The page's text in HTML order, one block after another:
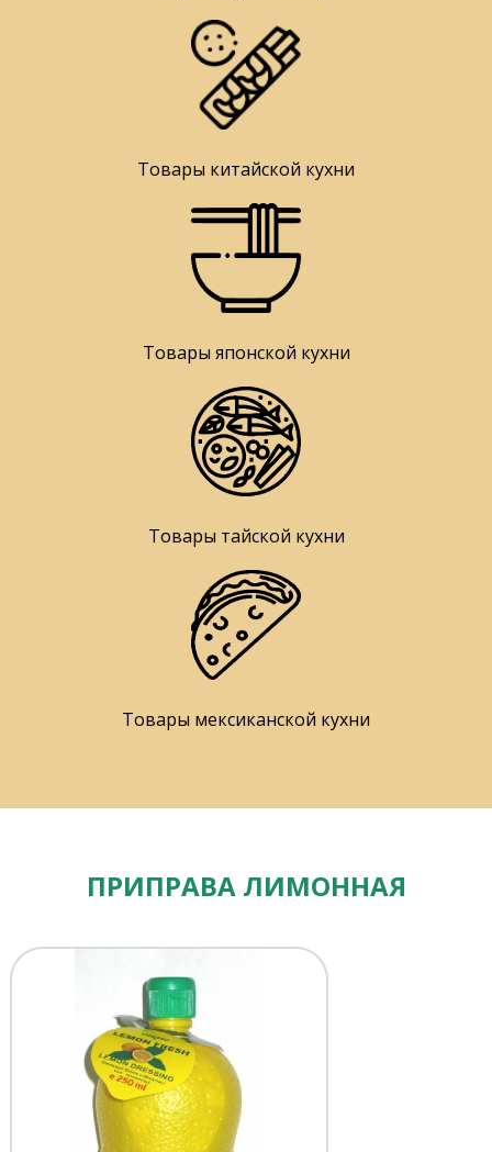
Товары китайской кухни
Товары японской кухни
Товары тайской кухни
Товары мексиканской кухни
ПРИПРАВА ЛИМОННАЯ